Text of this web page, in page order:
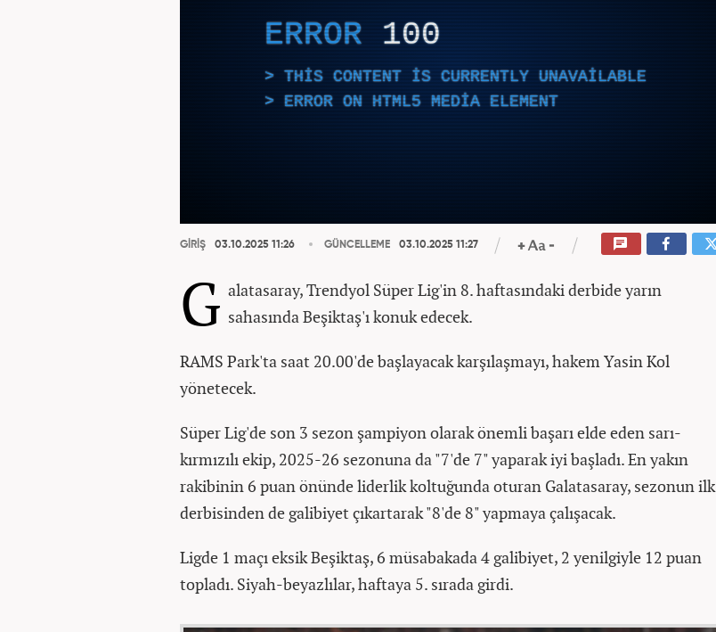
ERROR 100
THIS CONTENT IS CURRENTLY UNAVAILABLE
ERROR ON HTML5 MEDIA ELEMENT
GİRİŞ 03.10.2025 11:26 GÜNCELLEME 03.10.2025 11:27
G alatasaray, Trendyol Süper Lig'in 8. haftasındaki derbide yarın
sahasında Beşiktaş'ı konuk edecek.
RAMS Park'ta saat 20.00'de başlayacak karşılaşmayı, hakem Yasin Kol
yönetecek.
Süper Lig'de son 3 sezon şampiyon olarak önemli başarı elde eden sarı-
kırmızılı ekip, 2025-26 sezonuna da "7'de 7" yaparak iyi başladı. En yakın
rakibinin 6 puan önünde liderlik koltuğunda oturan Galatasaray, sezonun ilk
derbisinden de galibiyet çıkartarak "8'de 8" yapmaya çalışacak.
Ligde 1 maçı eksik Beşiktaş, 6 müsabakada 4 galibiyet, 2 yenilgiyle 12 puan
topladı. Siyah-beyazlılar, haftaya 5. sırada girdi.